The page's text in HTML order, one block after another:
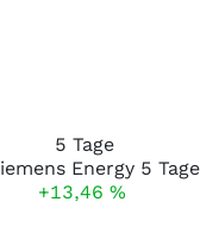
5 Tage
+13,46 %